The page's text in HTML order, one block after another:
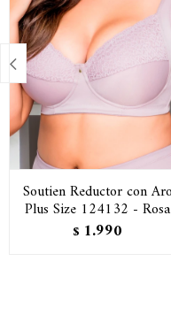
Soutien Reductor con Aro
Plus Size 124132 - Rosa
$ 1.990
